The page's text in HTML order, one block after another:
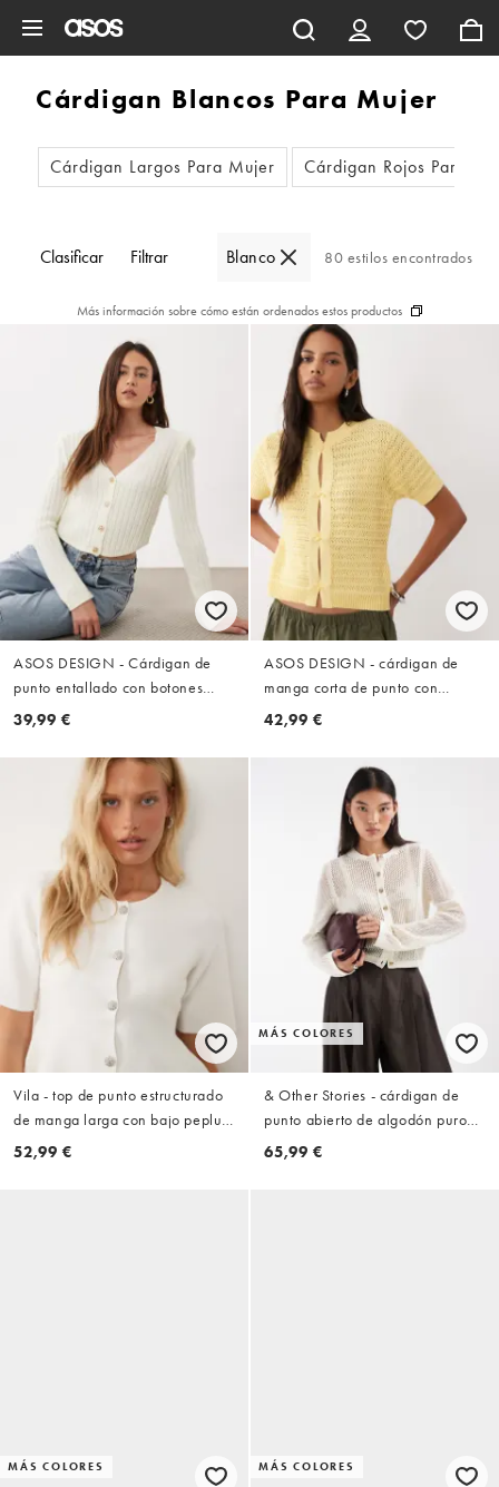
Cárdigan Blancos Para Mujer
Cárdigan Largos Para Mujer Cárdigan Rojos Para
Clasificar Filtrar Blanco 80 estilos encontrados
Más información sobre cómo están ordenados estos productos
ASOS DESIGN - Cárdigan de
punto entallado con botones
dorados en crudo
39,99 €
ASOS DESIGN - cárdigan de
manga corta de punto con
detalle de punto en color
42,99 €
Vila - top de punto estructurado
de manga larga con bajo peplum
en blanco
52,99 €
MÁS COLORES
& Other Stories - cárdigan de
punto abierto de algodón puro
en blanco
65,99 €
MÁS COLORES MÁS COLORES